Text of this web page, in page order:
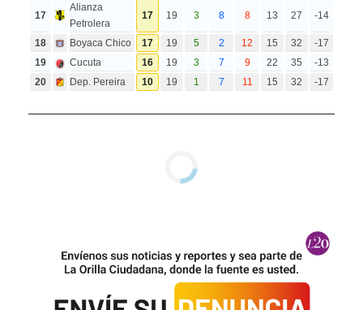
17
Alianza
Petrolera
17 19 3 8 8 13 27 -14
18 Boyaca Chico 17 19 5 2 12 15 32
-17
19
Cucuta 16 19 3 7 9 22 35
-13
20
Dep. Pereira 10 19 1 7 11 15 32 -17